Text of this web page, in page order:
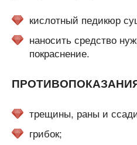
кислотный педикюр
наносить средство
покраснение.
трещины, раны и
грибок;